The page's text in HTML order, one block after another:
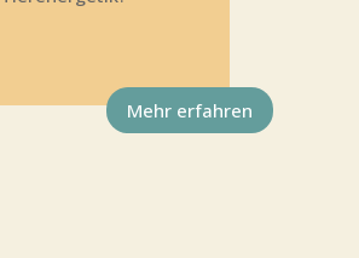
Mehr erfah­ren